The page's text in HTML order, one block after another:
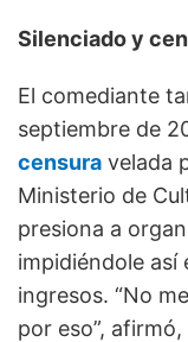
Silenciado y
El comediante
septiembre de
censura velada
Ministerio de
presiona a
impidiéndole así
ingresos. “No
por eso”,